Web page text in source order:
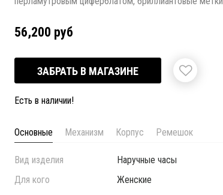
56,200 руб
ЗАБРАТЬ В МАГАЗИНЕ
Есть в наличии!
Основные Механизм Корпус Ремешок
Вид изделия
Наручные часы
Для кого
Женские